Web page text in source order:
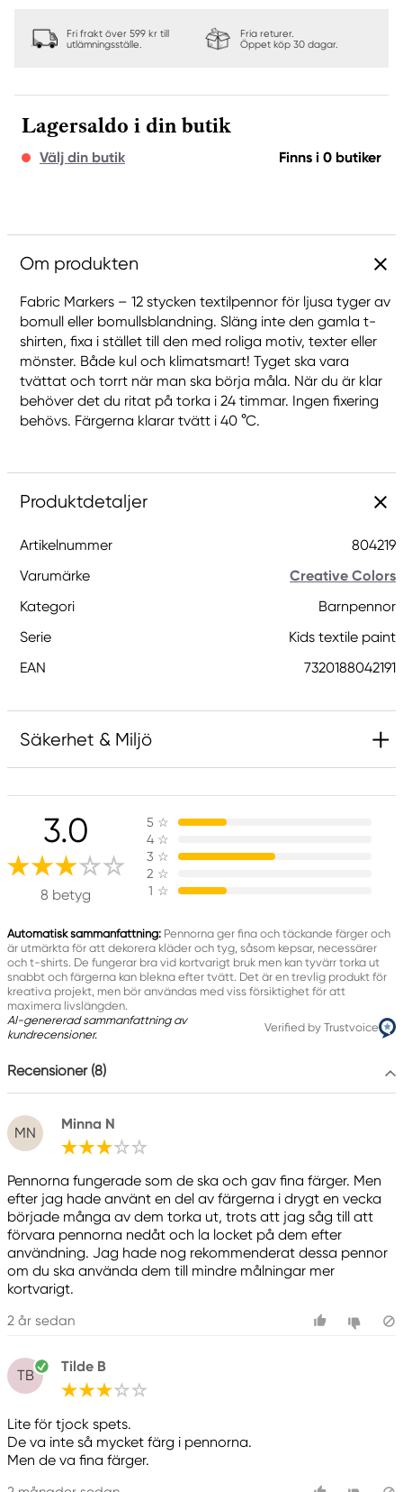
Fri frakt över 599 kr till
utlämningsställe.
Fria returer.
Öppet köp 30 dagar.
Lagersaldo i din butik
Välj din butik Finns i 0 butiker
Om produkten
Fabric Markers – 12 stycken textilpennor för ljusa tyger av
bomull eller bomullsblandning. Släng inte den gamla t-
shirten, fixa i stället till den med roliga motiv, texter eller
mönster. Både kul och klimatsmart! Tyget ska vara
tvättat och torrt när man ska börja måla. När du är klar
behöver det du ritat på torka i 24 timmar. Ingen fixering
behövs. Färgerna klarar tvätt i 40 °C.
Produktdetaljer
Artikelnummer
804219
Varumärke
Creative Colors
Kategori
Barnpennor
Serie
Kids textile paint
EAN
7320188042191
Säkerhet & Miljö
Varning! Inte lämplig för barn under 3 år.
Innehåller små delar. Kvävningsrisk.
Produktmärkning
Ansvarig EU
Creative Colors
Panduro
205 14 Malmö, Sweden
+46 (04) 22 30 70
3.0
8 betyg
5 ☆
4 ☆
3 ☆
2 ☆
1 ☆
Automatisk sammanfattning: Pennorna ger fina och täckande färger och
är utmärkta för att dekorera kläder och tyg, såsom kepsar, necessärer
och t-shirts. De fungerar bra vid kortvarigt bruk men kan tyvärr torka ut
snabbt och färgerna kan blekna efter tvätt. Det är en trevlig produkt för
kreativa projekt, men bör användas med viss försiktighet för att
maximera livslängden.
AI-genererad sammanfattning av
kundrecensioner.
Verified by Trustvoice
Recensioner (8)
MN
Minna N
Pennorna fungerade som de ska och gav fina färger. Men
efter jag hade använt en del av färgerna i drygt en vecka
började många av dem torka ut, trots att jag såg till att
förvara pennorna nedåt och la locket på dem efter
användning. Jag hade nog rekommenderat dessa pennor
om du ska använda dem till mindre målningar mer
kortvarigt.
2 år sedan
TB
Tilde B
Lite för tjock spets.
De va inte så mycket färg i pennorna.
Men de va fina färger.